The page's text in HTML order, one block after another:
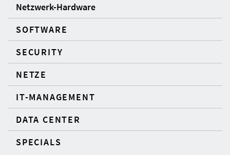
Netzwerk-Hardware
SOFTWARE
SECURITY
NETZE
IT-MANAGEMENT
DATA CENTER
SPECIALS